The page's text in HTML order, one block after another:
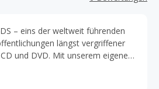
– eins der weltweit führenden
längst vergriffener
und DVD. Mit unserem eigenen
mit mehreren CDs in einer